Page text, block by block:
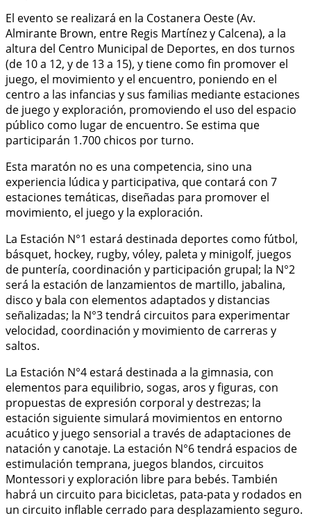
El evento se realizará en la Costanera Oeste (Av.
Almirante Brown, entre Regis Martínez y Calcena), a la
altura del Centro Municipal de Deportes, en dos turnos
(de 10 a 12, y de 13 a 15), y tiene como fin promover el
juego, el movimiento y el encuentro, poniendo en el
centro a las infancias y sus familias mediante estaciones
de juego y exploración, promoviendo el uso del espacio
público como lugar de encuentro. Se estima que
participarán 1.700 chicos por turno.
Esta maratón no es una competencia, sino una
experiencia lúdica y participativa, que contará con 7
estaciones temáticas, diseñadas para promover el
movimiento, el juego y la exploración.
La Estación N°1 estará destinada deportes como fútbol,
básquet, hockey, rugby, vóley, paleta y minigolf, juegos
de puntería, coordinación y participación grupal; la N°2
será la estación de lanzamientos de martillo, jabalina,
disco y bala con elementos adaptados y distancias
señalizadas; la N°3 tendrá circuitos para experimentar
velocidad, coordinación y movimiento de carreras y
saltos.
La Estación N°4 estará destinada a la gimnasia, con
elementos para equilibrio, sogas, aros y figuras, con
propuestas de expresión corporal y destrezas; la
estación siguiente simulará movimientos en entorno
acuático y juego sensorial a través de adaptaciones de
natación y canotaje. La estación N°6 tendrá espacios de
estimulación temprana, juegos blandos, circuitos
Montessori y exploración libre para bebés. También
habrá un circuito para bicicletas, pata-pata y rodados en
un circuito inflable cerrado para desplazamiento seguro.